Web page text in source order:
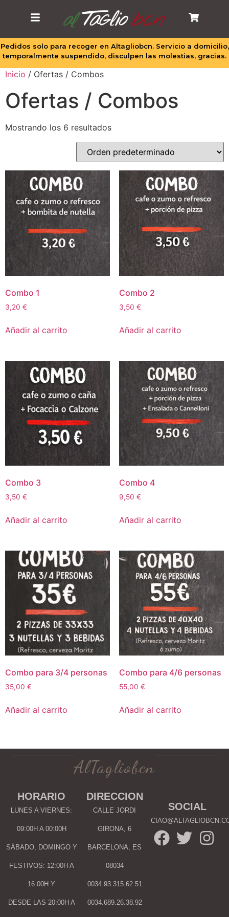
Pedidos solo para recoger en Altagliobcn. Servicio a domicilio,
temporalmente suspendido, disculpen las molestias, gracias.
Inicio / Ofertas / Combos
Ofertas / Combos
Mostrando los 6 resultados
Combo 1
3,20 €
Añadir al carrito
Combo 2
3,50 €
Añadir al carrito
Combo 3
3,50 €
Añadir al carrito
Combo 4
9,50 €
Añadir al carrito
Combo para 3/4 personas
35,00 €
Añadir al carrito
Combo para 4/6 personas
55,00 €
Añadir al carrito
AlTagliobcn
HORARIO
LUNES A VIERNES:
09:00H A 00:00H
SÁBADO, DOMINGO Y
FESTIVOS: 12:00H A
16:00H Y
DESDE LAS 20:00H A
DIRECCION
CALLE JORDI
GIRONA, 6
BARCELONA, ES
08034
0034.93.315.62.51
0034.689.26.38.92
SOCIAL